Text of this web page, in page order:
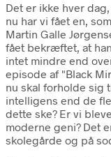
Det er ikke hver
nu har vi fået en,
Martin Galle
fået bekræftet, at
intet mindre end
episode af "Black
nu skal forholde sig
intelligens end de
dette ske? Er vi
moderne geni? Det
skolegårde og på